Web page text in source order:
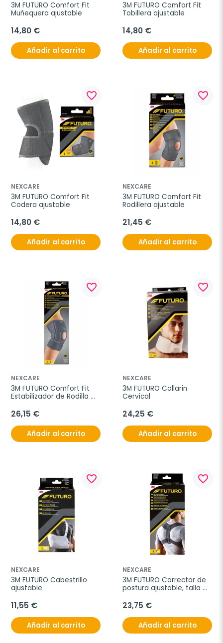
3M FUTURO Comfort Fit
Muñequera ajustable
14,80 €
Añadir al carrito
3M FUTURO Comfort Fit
Tobillera ajustable
14,80 €
Añadir al carrito
favorite_border
NEXCARE
3M FUTURO Comfort Fit
Codera ajustable
14,80 €
Añadir al carrito
favorite_border
NEXCARE
3M FUTURO Comfort Fit
Rodillera ajustable
21,45 €
Añadir al carrito
favorite_border
NEXCARE
3M FUTURO Comfort Fit
Estabilizador de Rodilla
26,15 €
Añadir al carrito
favorite_border
NEXCARE
3M FUTURO Collarin
Cervical
24,25 €
Añadir al carrito
favorite_border
NEXCARE
3M FUTURO Cabestrillo
ajustable
11,55 €
Añadir al carrito
favorite_border
NEXCARE
3M FUTURO Corrector de
postura ajustable, talla
23,75 €
Añadir al carrito